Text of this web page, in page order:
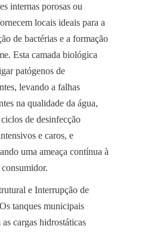
internas porosas ou
locais ideais para a
de bactérias e a formação
Esta camada biológica
patógenos de
levando a falhas
na qualidade da água,
de desinfecção
e caros, e
uma ameaça contínua à
e Interrupção de
tanques municipais
cargas hidrostáticas